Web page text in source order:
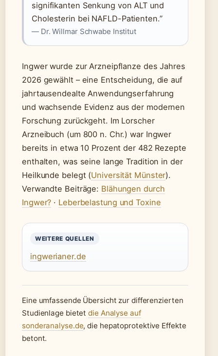
signifikanten Senkung von ALT und
Cholesterin bei NAFLD-Patienten.”
— Dr. Willmar Schwabe Institut
Ingwer wurde zur Arzneipflanze des Jahres
2026 gewählt – eine Entscheidung, die auf
jahrtausendealte Anwendungserfahrung
und wachsende Evidenz aus der modernen
Forschung zurückgeht. Im Lorscher
Arzneibuch (um 800 n. Chr.) war Ingwer
bereits in etwa 10 Prozent der 482 Rezepte
enthalten, was seine lange Tradition in der
Heilkunde belegt (Universität Münster).
Verwandte Beiträge: Blähungen durch
Ingwer? · Leberbelastung und Toxine
WEITERE QUELLEN
ingwerianer.de
Eine umfassende Übersicht zur differenzierten
Studienlage bietetdie Analyse auf
sonderanalyse.de, die hepatoprotektive Effekte
betont.